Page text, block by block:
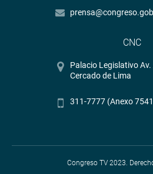
CNC
Palacio Legislativo
Cercado de Lima
311-7777 (Anexo
Congreso TV 2023.